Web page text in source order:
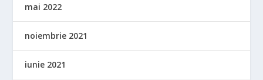
mai 2022
noiembrie 2021
iunie 2021